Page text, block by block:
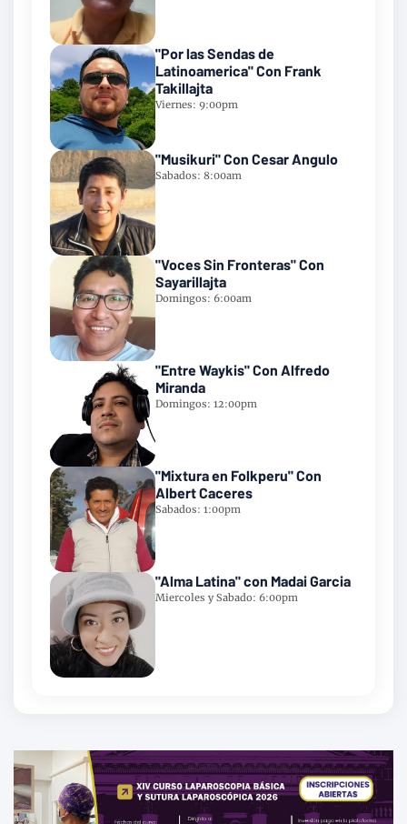
"Por las Sendas de
Latinoamerica" Con Frank
Takillajta
Viernes: 9:00pm
"Musikuri" Con Cesar Angulo
Sabados: 8:00am
"Voces Sin Fronteras" Con
Sayarillajta
Domingos: 6:00am
"Entre Waykis" Con Alfredo
Miranda
Domingos: 12:00pm
"Mixtura en Folkperu" Con
Albert Caceres
Sabados: 1:00pm
"Alma Latina" con Madai Garcia
Miercoles y Sabado: 6:00pm